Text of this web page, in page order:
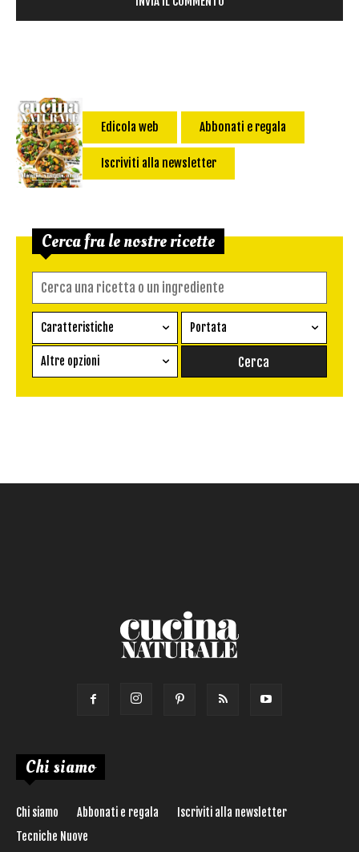
Edicola web Abbonati e regala
Iscriviti alla newsletter
Cerca fra le nostre ricette
Caratteristiche
Ricetta vegetariana
Senza glutine
Portata
Conserva
Altre opzioni
Chi siamo
Chi siamo Abbonati e regala
Iscriviti alla newsletter
Tecniche Nuove